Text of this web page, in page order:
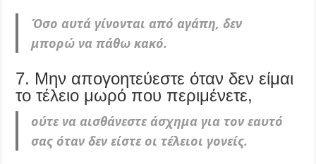
Όσο αυτά γίνονται από αγάπη, δεν
μπορώ να πάθω κακό.
7. Μην απογοητεύεστε όταν δεν είμαι
το τέλειο μωρό που περιμένετε,
ούτε να αισθάνεστε άσχημα για τον εαυτό
σας όταν δεν είστε οι τέλειοι γονείς.